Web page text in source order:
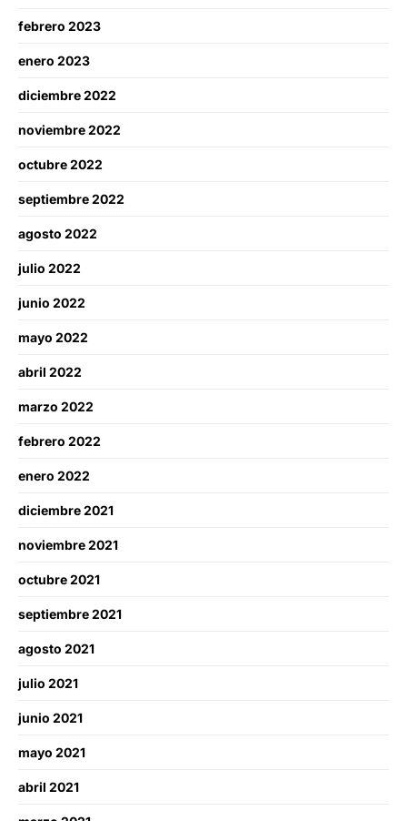
febrero 2023
enero 2023
diciembre 2022
noviembre 2022
octubre 2022
septiembre 2022
agosto 2022
julio 2022
junio 2022
mayo 2022
abril 2022
marzo 2022
febrero 2022
enero 2022
diciembre 2021
noviembre 2021
octubre 2021
septiembre 2021
agosto 2021
julio 2021
junio 2021
mayo 2021
abril 2021